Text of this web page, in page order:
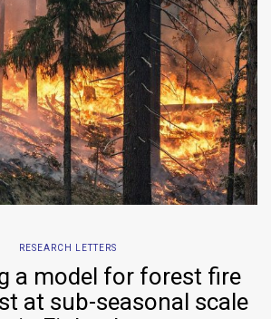
RESEARCH LETTERS
a model for forest fire
at sub-seasonal scale